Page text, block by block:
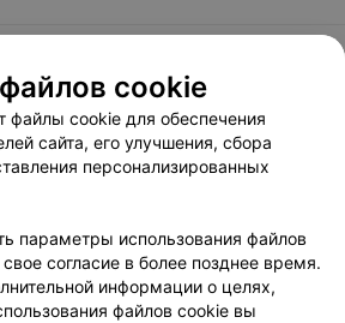
проекта
Размещение рекламы
Публичный договор
соглашение
Способы оплаты
руководителю 103.by
в поддержку
настройки cookie
cookie
файлы cookie для обеспечения
сайта, его улучшения, сбора
персонализированных
параметры использования файлов
согласие в более позднее время.
информации о целях,
файлов cookie вы